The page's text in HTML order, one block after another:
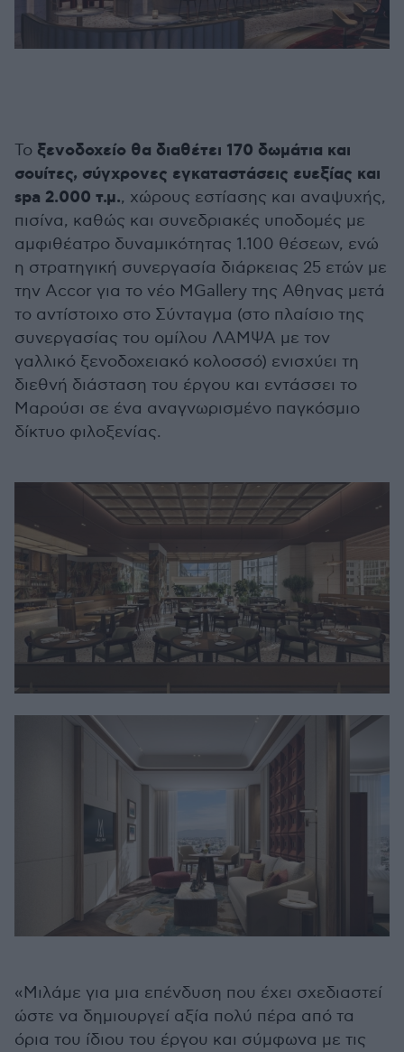
Το ξενοδοχείο θα διαθέτει 170 δωμάτια και
σουίτες, σύγχρονες εγκαταστάσεις ευεξίας και
spa 2.000 τ.μ., χώρους εστίασης και αναψυχής,
πισίνα, καθώς και συνεδριακές υποδομές με
αμφιθέατρο δυναμικότητας 1.100 θέσεων, ενώ
η στρατηγική συνεργασία διάρκειας 25 ετών με
την Accor για το νέο MGallery της Αθηνας μετά
το αντίστοιχο στο Σύνταγμα (στο πλαίσιο της
συνεργασίας του ομίλου ΛΑΜΨΑ με τον
γαλλικό ξενοδοχειακό κολοσσό) ενισχύει τη
διεθνή διάσταση του έργου και εντάσσει το
Μαρούσι σε ένα αναγνωρισμένο παγκόσμιο
δίκτυο φιλοξενίας.
«Μιλάμε για μια επένδυση που έχει σχεδιαστεί
ώστε να δημιουργεί αξία πολύ πέρα από τα
όρια του ίδιου του έργου και σύμφωνα με τις